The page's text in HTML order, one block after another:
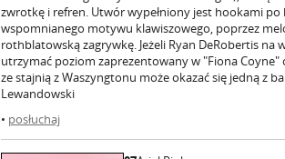
zwrotkę i refren. Utwór wypełniony jest hookami
wspomnianego motywu klawiszowego, poprzez
rothblatowską zagrywkę. Jeżeli Ryan DeRobertis na
utrzymać poziom zaprezentowany w "Fiona
ze stajnią z Waszyngtonu może okazać się jedną z
Lewandowski
• posłuchaj